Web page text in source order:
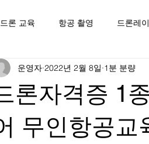
드론 교육 항공 촬영 드론레
론자격증 1
무인항공교
운영자 2022년 2월 8일 1분 분량